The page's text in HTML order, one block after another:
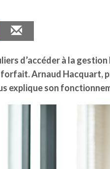
d’accéder à la
Arnaud Hacquart,
explique son